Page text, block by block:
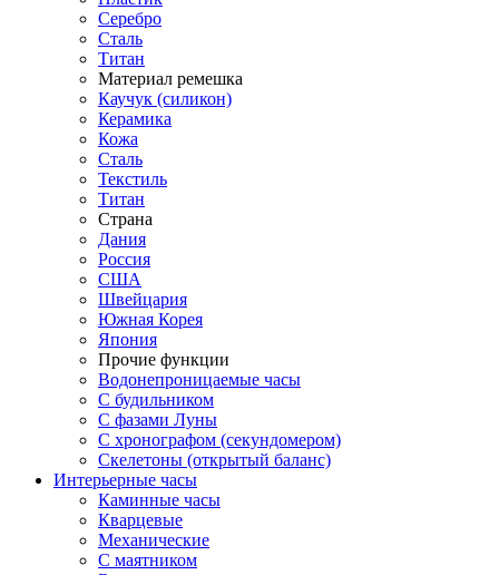
Серебро
Сталь
Титан
Материал ремешка
Каучук (силикон)
Керамика
Кожа
Сталь
Текстиль
Титан
Страна
Дания
Россия
США
Швейцария
Южная Корея
Япония
Прочие функции
Водонепроницаемые часы
С будильником
С фазами Луны
С хронографом (секундомером)
Скелетоны (открытый баланс)
Интерьерные часы
Каминные часы
Кварцевые
Механические
С маятником